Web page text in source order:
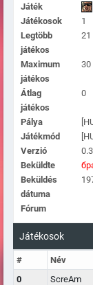
Játék
Játékosok
1
Legtöbb
játékos
21
Maximum
játékos
30
Átlag
játékos
0
Pálya
Játékmód
Verzió
Beküldte
Beküldés
dátuma
Fórum
Játékosok
# Név
0
ScreAm